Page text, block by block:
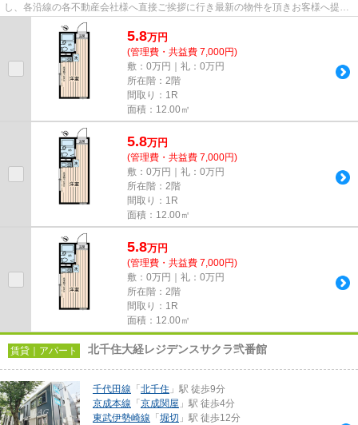
し、各沿線の各不動産会社様へ直接ご挨拶に行き最新の物件を頂きお客様へ提供
しております！最新の情報は...
5.8万円
(管理費・共益費 7,000円)
敷：0万円｜礼：0万円
所在階：2階
間取り：1R
面積：12.00㎡
5.8万円
(管理費・共益費 7,000円)
敷：0万円｜礼：0万円
所在階：2階
間取り：1R
面積：12.00㎡
5.8万円
(管理費・共益費 7,000円)
敷：0万円｜礼：0万円
所在階：2階
間取り：1R
面積：12.00㎡
賃貸｜アパート 北千住大経レジデンスサクラ弐番館
千代田線 「 北千住 」駅 徒歩9分
京成本線 「 京成関屋 」駅 徒歩4分
東武伊勢崎線 「 堀切 」駅 徒歩12分